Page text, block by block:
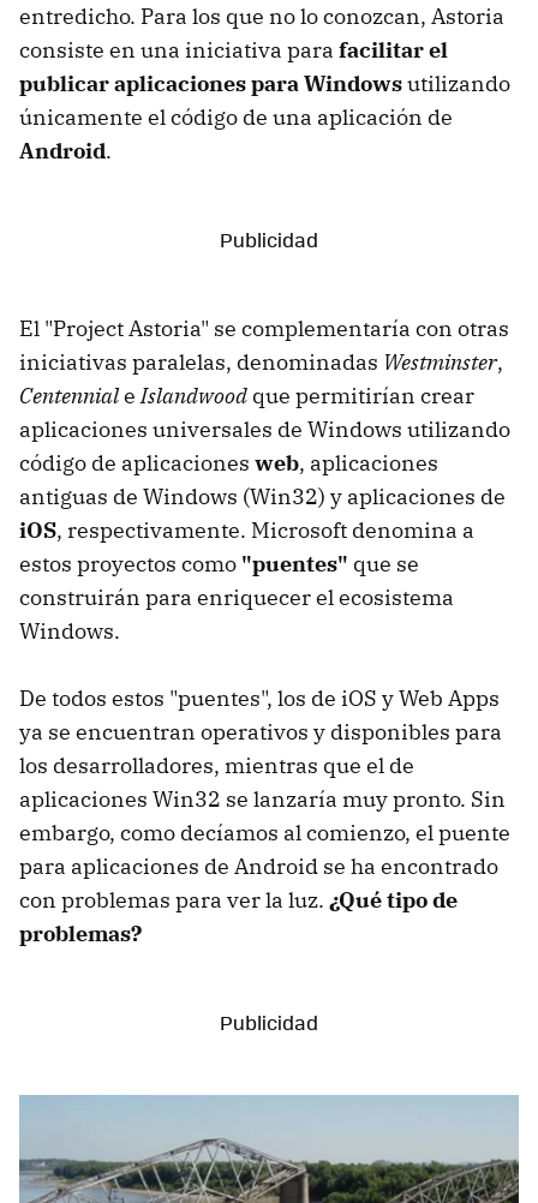
entredicho. Para los que no lo conozcan, Astoria
consiste en una iniciativa para facilitar el
publicar aplicaciones para Windowsutilizando
únicamente el código de una aplicación de
Android.
El "Project Astoria" se complementaría con otras
iniciativas paralelas, denominadas Westminster,
Centenniale Islandwood que permitirían crear
aplicaciones universales de Windows utilizando
código de aplicaciones web, aplicaciones
antiguas de Windows (Win32) y aplicaciones de
iOS, respectivamente. Microsoft denomina a
estos proyectos como "puentes" que se
construirán para enriquecer el ecosistema
Windows.
De todos estos "puentes", los de iOS y Web Apps
ya se encuentran operativos y disponibles para
los desarrolladores, mientras que el de
aplicaciones Win32 se lanzaría muy pronto. Sin
embargo, como decíamos al comienzo, el puente
para aplicaciones de Android se ha encontrado
con problemas para ver la luz. ¿Qué tipo de
problemas?